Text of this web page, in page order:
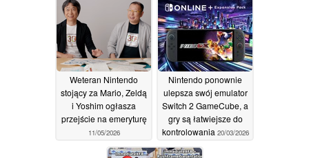
08/06/2026
Weteran Nintendo
stojący za Mario, Zeldą
i Yoshim ogłasza
przejście na emeryturę
11/05/2026
Nintendo ponownie
ulepsza swój emulator
Switch 2 GameCube, a
gry są łatwiejsze do
kontrolowania 20/03/2026